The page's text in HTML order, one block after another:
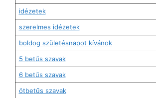
idézetek
szerelmes idézetek
boldog születésnapot kívánok
5 betűs szavak
6 betűs szavak
ötbetűs szavak